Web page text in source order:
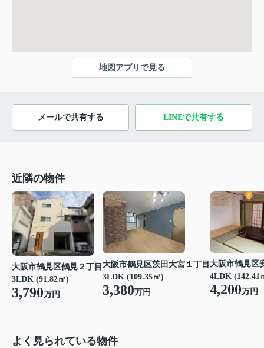
地図アプリで見る
メールで共有する LINEで共有する
近隣の物件
大阪市鶴見区鶴見２丁目
3LDK (91.82㎡)
3,790万円
大阪市鶴見区茨田大宮１丁目
3LDK (109.35㎡)
3,380万円
大阪市鶴見区
4LDK (142.41
4,200万円
よく見られている物件